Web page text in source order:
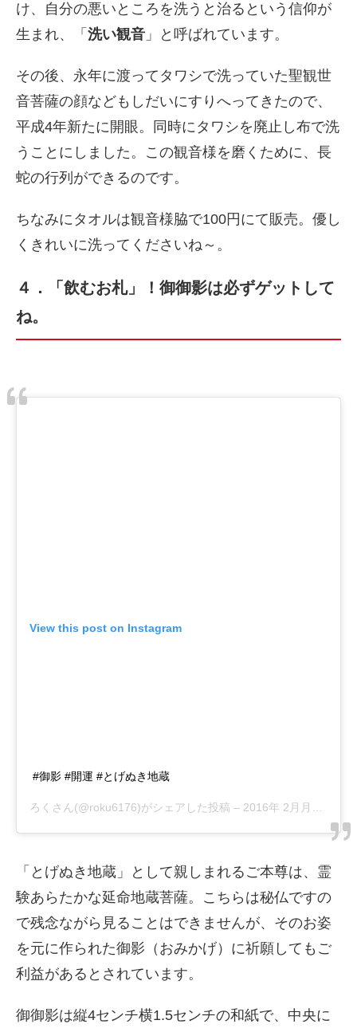
け、自分の悪いところを洗うと治るという信仰が
生まれ、「 洗い観音 」と呼ばれています。
その後、永年に渡ってタワシで洗っていた聖観世
音菩薩の顔などもしだいにすりへってきたので、
平成4年新たに開眼。同時にタワシを廃止し布で洗
うことにしました。この観音様を磨くために、長
蛇の行列ができるのです。
ちなみにタオルは観音様脇で100円にて販売。優し
くきれいに洗ってくださいね～。
４．「飲むお札」！御御影は必ずゲットして
ね。
View this post on Instagram
#御影 #開運 #とげぬき地蔵
ろく さん(@roku6176)がシェアした投稿 – 2016年 2月月22日午前1時08分PST
「とげぬき地蔵」として親しまれるご本尊は、霊
験あらたかな延命地蔵菩薩。こちらは秘仏ですの
で残念ながら見ることはできませんが、そのお姿
を元に作られた御影（おみかげ）に祈願してもご
利益があるとされています。
御御影は縦4センチ横1.5センチの和紙で、中央に